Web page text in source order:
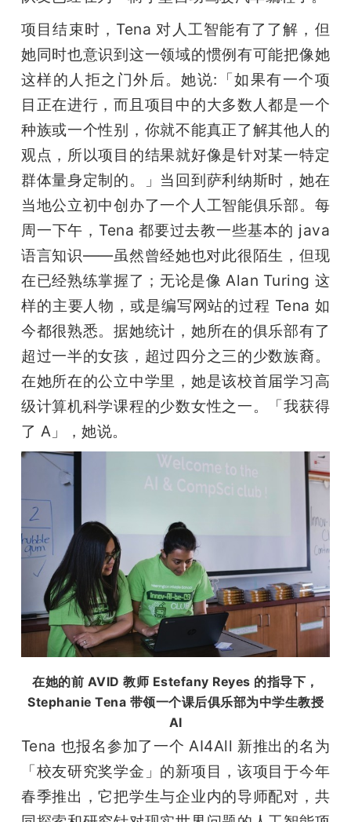
项目结束时，Tena 对人工智能有了了解，但
她同时也意识到这一领域的惯例有可能把像她
这样的人拒之门外后。她说:「如果有一个项
目正在进行，而且项目中的大多数人都是一个
种族或一个性别，你就不能真正了解其他人的
观点，所以项目的结果就好像是针对某一特定
群体量身定制的。」当回到萨利纳斯时，她在
当地公立初中创办了一个人工智能俱乐部。每
周一下午，Tena 都要过去教一些基本的 java
语言知识——虽然曾经她也对此很陌生，但现
在已经熟练掌握了；无论是像 Alan Turing 这
样的主要人物，或是编写网站的过程 Tena 如
今都很熟悉。据她统计，她所在的俱乐部有了
超过一半的女孩，超过四分之三的少数族裔。
在她所在的公立中学里，她是该校首届学习高
级计算机科学课程的少数女性之一。「我获得
了 A」，她说。
在她的前 AVID 教师 Estefany Reyes 的指导下，
Stephanie Tena 带领一个课后俱乐部为中学生教授
AI
Tena 也报名参加了一个 AI4All 新推出的名为
「校友研究奖学金」的新项目，该项目于今年
春季推出，它把学生与企业内的导师配对，共